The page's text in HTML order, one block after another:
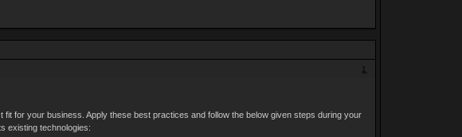
1
for your business. Apply these best practices and follow the below given steps during your
existing technologies: